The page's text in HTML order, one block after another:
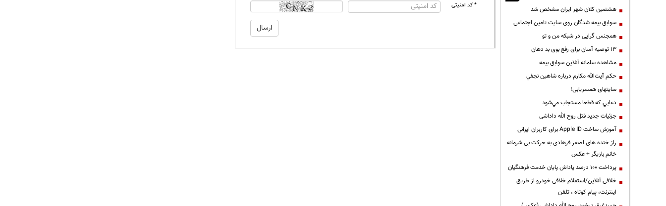
* کد امنیتی
هشتمین کلان شهر ایران مشخص شد
سوابق بیمه شدگان روی سایت تامین اجتماعی
همجنس گرایی در شبکه من و تو
13 توصیه آسان برای رفع بوی بد دهان
مشاهده سامانه آنلاين سوابق بیمه
حكم آيت‌الله مكارم درباره شاهين نجفي
سایتهای همسریابی!
دعايي كه قطعا مستجاب مي‌شود
جزئیات جدید قتل روح الله داداشی
آموزش ساخت Apple ID برای کاربران ایرانی
راز خنده های اصغر فرهادی به حرکت بی شرمانه
خانم بازیگر + عکس
پرداخت ۱۰۰ درصد پاداش پایان خدمت فرهنگیان
خلافی آنلاین/استعلام خلافی خودرو از طریق
اینترنت، پیام کوتاه ، تلفن